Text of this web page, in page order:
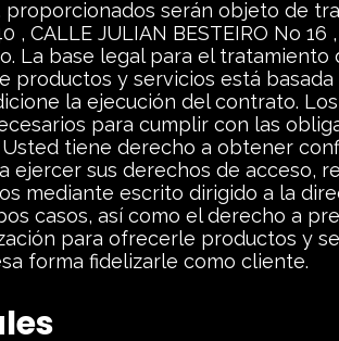
serán objeto de
, CALLE JULIAN BESTEIRO
La base legal para el
productos y servicios está
la ejecución del contrato.
para cumplir con las
tiene derecho a obtener
ejercer sus derechos de acceso,
mediante escrito dirigido a la
casos, así como el derecho a
para ofrecerle productos y
forma fidelizarle como cliente.